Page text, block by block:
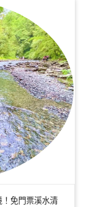
！免門票溪水清